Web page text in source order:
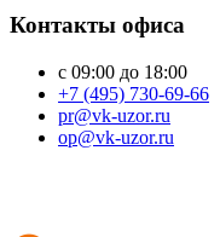
Контакты офиса
с 09:00 до 18:00
+7 (495) 730-69-66
pr@vk-uzor.ru
op@vk-uzor.ru